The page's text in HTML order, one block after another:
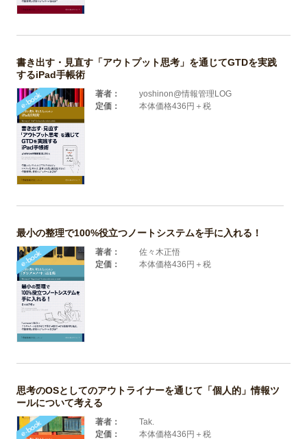
書き出す・見直す「アウトプット思考」を通じてGTDを実践
するiPad手帳術
著者：
yoshinon@情報管理LOG
定価：
本体価格436円＋税
最小の整理で100%役立つノートシステムを手に入れる！
著者：
佐々木正悟
定価：
本体価格436円＋税
思考のOSとしてのアウトライナーを通じて「個人的」情報ツ
ールについて考える
著者：
Tak.
定価：
本体価格436円＋税